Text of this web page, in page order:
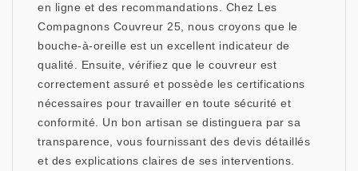
en ligne et des recommandations. Chez Les
Compagnons Couvreur 25, nous croyons que le
bouche-à-oreille est un excellent indicateur de
qualité. Ensuite, vérifiez que le couvreur est
correctement assuré et possède les certifications
nécessaires pour travailler en toute sécurité et
conformité. Un bon artisan se distinguera par sa
transparence, vous fournissant des devis détaillés
et des explications claires de ses interventions.